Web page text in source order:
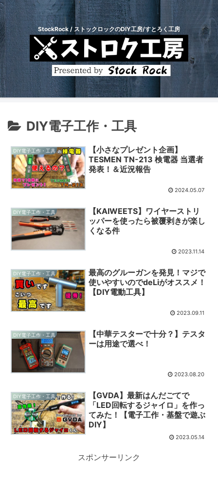
StockRock / ストックロックのDIY工房/すとろく工房
DIY電子工作・工具
DIY電子工作・工具
【小さなプレゼント企画】
TESMEN TN-213 検電器 当選者
発表！＆近況報告
2024.05.07
DIY電子工作・工具
【KAIWEETS】ワイヤーストリ
ッパーを使ったら被覆剥きが楽し
くなる件
2023.11.14
DIY電子工作・工具
最高のグルーガンを発見！マジで
使いやすいのでdeLiがオススメ！
【DIY電動工具】
2023.09.11
DIY電子工作・工具
【中華テスターで十分？】テスタ
ーは用途で選べ！
2023.08.20
DIY電子工作・工具
【GVDA】最新はんだごてで
「LED回転するジャイロ」を作っ
てみた！【電子工作・基盤で遊ぶ
DIY】
2023.05.14
スポンサーリンク